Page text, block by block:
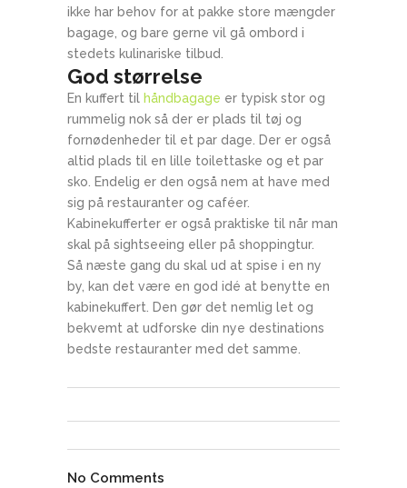
ikke har behov for at pakke store mængder
bagage, og bare gerne vil gå ombord i
stedets kulinariske tilbud.
God størrelse
En kuffert til håndbagage er typisk stor og
rummelig nok så der er plads til tøj og
fornødenheder til et par dage. Der er også
altid plads til en lille toilettaske og et par
sko. Endelig er den også nem at have med
sig på restauranter og caféer.
Kabinekufferter er også praktiske til når man
skal på sightseeing eller på shoppingtur.
Så næste gang du skal ud at spise i en ny
by, kan det være en god idé at benytte en
kabinekuffert. Den gør det nemlig let og
bekvemt at udforske din nye destinations
bedste restauranter med det samme.
No Comments